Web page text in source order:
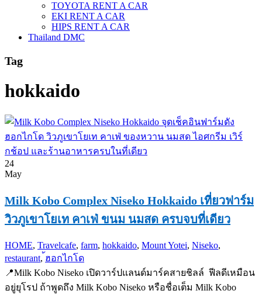
TOYOTA RENT A CAR
EKI RENT A CAR
HIPS RENT A CAR
Thailand DMC
Tag
hokkaido
24
May
Milk Kobo Complex Niseko Hokkaido เที่ยวฟาร์ม
วิวภูเขาโยเท คาเฟ่ ขนม นมสด ครบจบที่เดียว
HOME, Travelcafe, farm, hokkaido, Mount Yotei, Niseko,
restaurant, ้ฮอกไกโด
📍Milk Kobo Niseko เปิดวาร์ปแลนด์มาร์คสายชิลล์ ฟีลดีเหมือน
อยู่ยุโรป ถ้าพูดถึง Milk Kobo Niseko หรือชื่อเต็ม Milk Kobo